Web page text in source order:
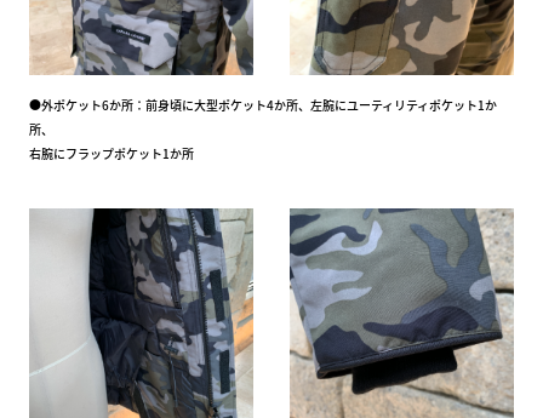
●外ポケット6か所：前身頃に大型ポケット4か所、左腕にユーティリティポケット1か
所、
右腕にフラップポケット1か所